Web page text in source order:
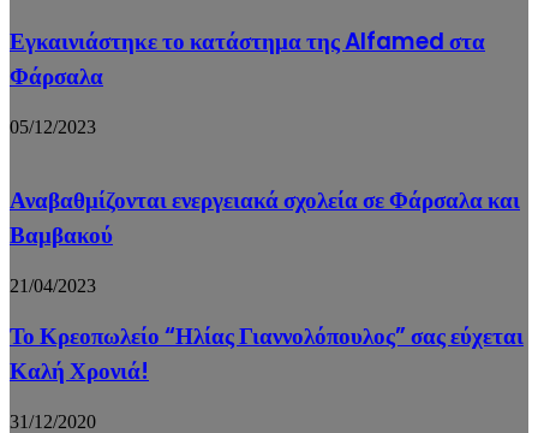
Εγκαινιάστηκε το κατάστημα της Alfamed στα
Φάρσαλα
05/12/2023
Αναβαθμίζονται ενεργειακά σχολεία σε Φάρσαλα και
Βαμβακού
21/04/2023
Το Κρεοπωλείο “Ηλίας Γιαννολόπουλος” σας εύχεται
Καλή Χρονιά!
31/12/2020